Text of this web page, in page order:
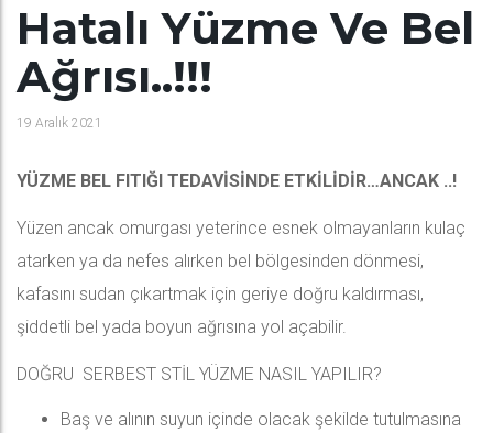
Hatalı Yüzme Ve Bel
Ağrısı..!!!
19 Aralık 2021
YÜZME BEL FITIĞI TEDAVİSİNDE ETKİLİDİR…ANCAK ..!
Yüzen ancak omurgası yeterince esnek olmayanların kulaç
atarken ya da nefes alırken bel bölgesinden dönmesi,
kafasını sudan çıkartmak için geriye doğru kaldırması,
şiddetli bel yada boyun ağrısına yol açabilir.
DOĞRU SERBEST STİL YÜZME NASIL YAPILIR?
Baş ve alının suyun içinde olacak şekilde tutulmasına